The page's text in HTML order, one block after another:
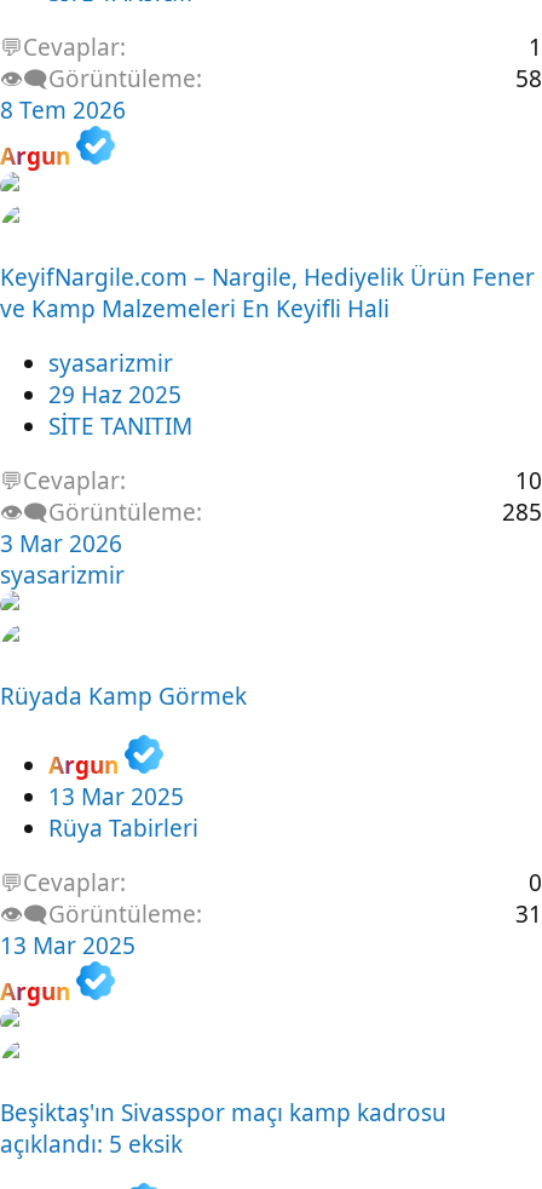
💬Cevaplar
1
👁️‍🗨️Görüntüleme
58
8 Tem 2026
Argun
KeyifNargile.com – Nargile, Hediyelik Ürün Fener
ve Kamp Malzemeleri En Keyifli Hali
syasarizmir
29 Haz 2025
SİTE TANITIM
💬Cevaplar
10
👁️‍🗨️Görüntüleme
285
3 Mar 2026
syasarizmir
Rüyada Kamp Görmek
Argun
13 Mar 2025
Rüya Tabirleri
💬Cevaplar
0
👁️‍🗨️Görüntüleme
31
13 Mar 2025
Argun
Beşiktaş'ın Sivasspor maçı kamp kadrosu
açıklandı: 5 eksik